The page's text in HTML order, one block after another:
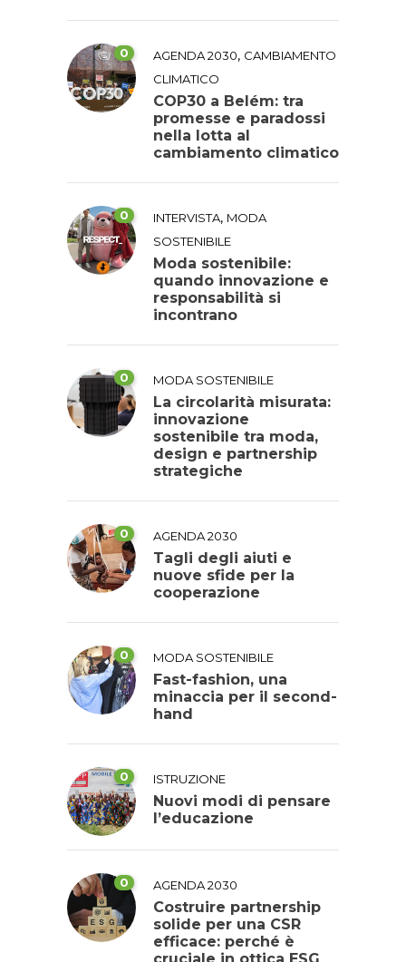
0 AGENDA 2030, CAMBIAMENTO
CLIMATICO
COP30 a Belém: tra
promesse e paradossi
nella lotta al
cambiamento climatico
0 INTERVISTA, MODA
SOSTENIBILE
Moda sostenibile:
quando innovazione e
responsabilità si
incontrano
0 MODA SOSTENIBILE
La circolarità misurata:
innovazione
sostenibile tra moda,
design e partnership
strategiche
0 AGENDA 2030
Tagli degli aiuti e
nuove sfide per la
cooperazione
0 MODA SOSTENIBILE
Fast-fashion, una
minaccia per il second-
hand
0 ISTRUZIONE
Nuovi modi di pensare
l’educazione
0 AGENDA 2030
Costruire partnership
solide per una CSR
efficace: perché è
cruciale in ottica ESG